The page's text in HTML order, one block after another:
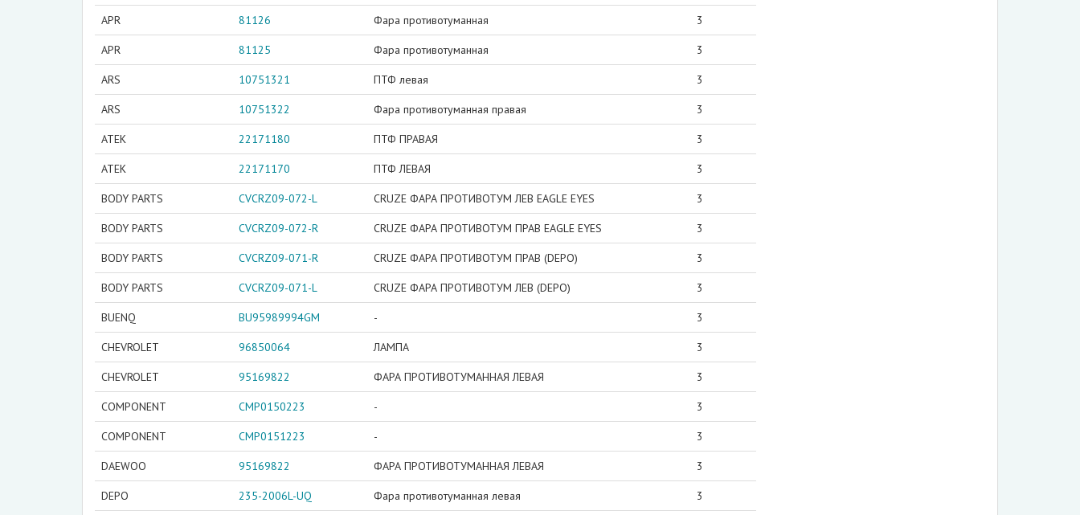
APR 81126 Фара противотуманная 3
APR 81125 Фара противотуманная 3
ARS 10751321 ПТФ левая 3
ARS 10751322 Фара противотуманная правая 3
ATEK 22171180 ПТФ ПРАВАЯ 3
ATEK 22171170 ПТФ ЛЕВАЯ 3
BODY PARTS CVCRZ09-072-L CRUZE ФАРА ПРОТИВОТУМ ЛЕВ EAGLE EYES 3
BODY PARTS CVCRZ09-072-R CRUZE ФАРА ПРОТИВОТУМ ПРАВ EAGLE EYES 3
BODY PARTS CVCRZ09-071-R CRUZE ФАРА ПРОТИВОТУМ ПРАВ (DEPO) 3
BODY PARTS CVCRZ09-071-L CRUZE ФАРА ПРОТИВОТУМ ЛЕВ (DEPO) 3
BUENQ BU95989994GM - 3
CHEVROLET 96850064 ЛАМПА 3
CHEVROLET 95169822 ФАРА ПРОТИВОТУМАННАЯ ЛЕВАЯ 3
COMPONENT CMP0150223 - 3
COMPONENT CMP0151223 - 3
DAEWOO 95169822 ФАРА ПРОТИВОТУМАННАЯ ЛЕВАЯ 3
DEPO 235-2006L-UQ Фара противотуманная левая 3